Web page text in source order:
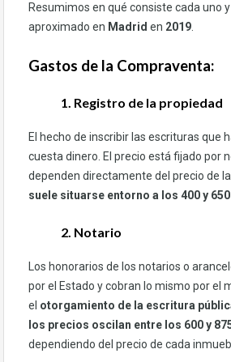
Resumimos en qué consiste cada uno
aproximado en Madrid en 2019.
Gastos de la Compraventa:
1. Registro de la propiedad
El hecho de inscribir las escrituras que
cuesta dinero. El precio está fijado por
dependen directamente del precio de
suele situarse entorno a los 400 y
2. Notario
Los honorarios de los notarios o
por el Estado y cobran lo mismo por el
el otorgamiento de la escritura
los precios oscilan entre los 600 y
dependiendo del precio de cada